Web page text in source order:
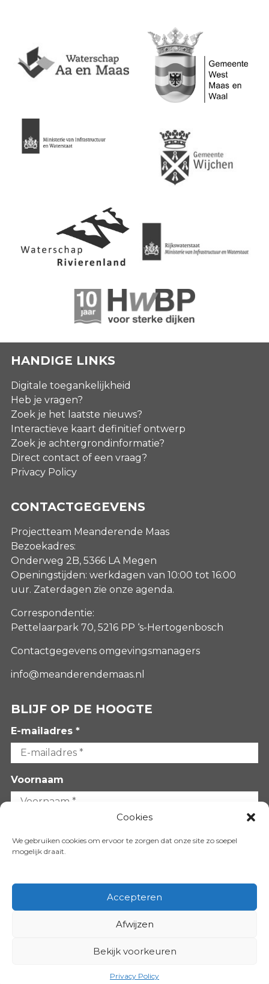
Cookies
We gebruiken cookies om ervoor te zorgen dat onze site zo soepel
mogelijk draait.
Accepteren
Afwijzen
Bekijk voorkeuren
Privacy Policy
HANDIGE LINKS
Digitale toegankelijkheid
Heb je vragen?
Zoek je het laatste nieuws?
Interactieve kaart definitief ontwerp
Zoek je achtergrondinformatie?
Direct contact of een vraag?
Privacy Policy
CONTACTGEGEVENS
Projectteam Meanderende Maas
Bezoekadres:
Onderweg 2B, 5366 LA Megen
Openingstijden: werkdagen van 10:00 tot 16:00
uur. Zaterdagen zie onze agenda.
Correspondentie:
Pettelaarpark 70, 5216 PP ‘s-Hertogenbosch
Contactgegevens omgevingsmanagers
info@meanderendemaas.nl
BLIJF OP DE HOOGTE
E-mailadres *
Voornaam
VOLG ONS OP: